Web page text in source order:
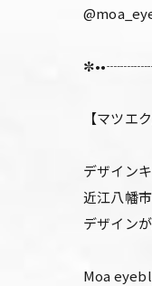
【マツエ
デザイン
近江八幡
デザイン
Moa